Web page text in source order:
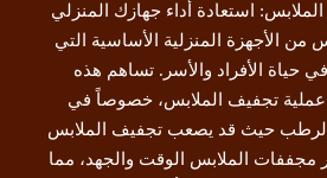
استعادة أداء جهازك المنزلي
من الأجهزة المنزلية الأساسية التي
حياة الأفراد والأسر. تساهم هذه
عملية تجفيف الملابس، خصوصاً في
الرطب حيث قد يصعب تجفيف الملابس
مجففات الملابس الوقت والجهد، مما